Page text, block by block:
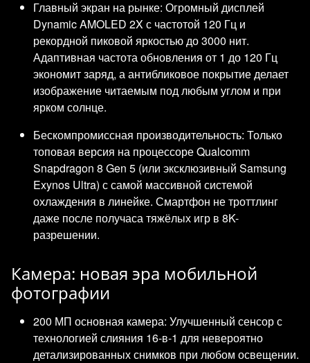
Главный экран на рынке: Огромный дисплей
Dynamic AMOLED 2X с частотой 120 Гц и
рекордной пиковой яркостью до 3000 нит.
Адаптивная частота обновления от 1 до 120 Гц
экономит заряд, а антибликовое покрытие делает
изображение читаемым под любым углом и при
ярком солнце.
Бескомпромиссная производительность: Только
топовая версия на процессоре Qualcomm
Snapdragon 8 Gen 5 (или эксклюзивный Samsung
Exynos Ultra) с самой массивной системой
охлаждения в линейке. Смартфон не троттлинг
даже после получаса тяжёлых игр в 8K-
разрешении.
Камера: новая эра мобильной
фотографии
200 МП основная камера: Улучшенный сенсор с
технологией слияния 16-в-1 для невероятно
детализированных снимков при любом освещении.